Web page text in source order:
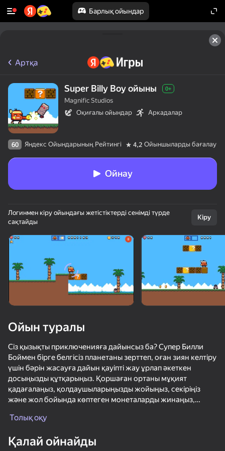
Барлық ойындар
Құрылғыны бұрыңыз
бағдарда ғана істейді
Артқа
Super Billy Boy ойыны 0+
Magnific Studios
Оқиғалы ойындар
Аркадалар
60 Яндекс Ойындарының Рейтингі 4,2 Ойыншыларды бағалау
Ойнау
Логинмен кіру ойындағы жетістіктерді сенімді түрде
сақтайды
Кіру
Ойын туралы
Сіз қызықты приключенияға дайынсыз ба? Супер Билли
Боймен бірге белгісіз планетаны зерттеп, оған зиян келтіру
үшін бәрін жасауға дайын қауіпті жау ұрлап әкеткен
досыңызды құтқарыңыз. Қоршаған ортаны мұқият
қадағалаңыз, қолдаушыларыңызды жойыңыз, секіріңіз
және жол бойында көптеген монеталарды жинаңыз,
болу үшін дамиды. Сондай-ақ, сіз өзіңіздің өміріңізді
ең үлкен қарсыласыңызбен кездесуге дайын соңғы
Толық оқу
Қалай ойнайды